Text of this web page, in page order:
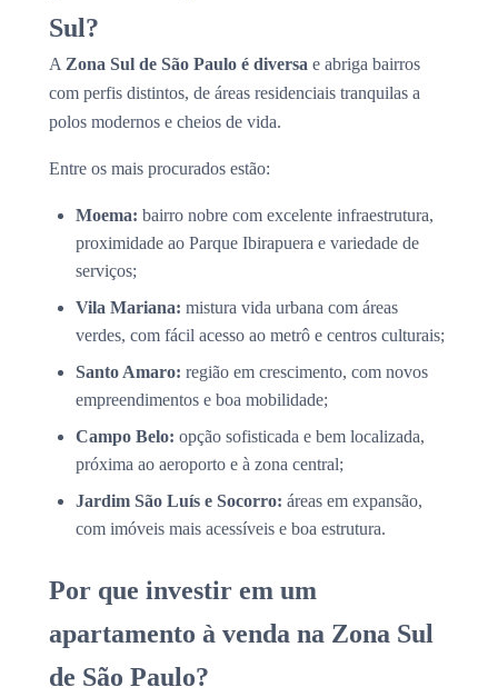
Sul?
A Zona Sul de São Paulo é diversa e abriga bairros
com perfis distintos, de áreas residenciais tranquilas a
polos modernos e cheios de vida.
Entre os mais procurados estão:
Moema: bairro nobre com excelente infraestrutura,
proximidade ao Parque Ibirapuera e variedade de
serviços;
Vila Mariana: mistura vida urbana com áreas
verdes, com fácil acesso ao metrô e centros culturais;
Santo Amaro: região em crescimento, com novos
empreendimentos e boa mobilidade;
Campo Belo: opção sofisticada e bem localizada,
próxima ao aeroporto e à zona central;
Jardim São Luís e Socorro: áreas em expansão,
com imóveis mais acessíveis e boa estrutura.
Por que investir em um
apartamento à venda na Zona Sul
de São Paulo?